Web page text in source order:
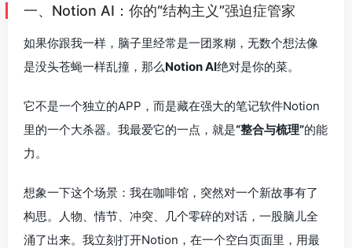
一、Notion AI：你的“结构主义”强迫症管家
如果你跟我一样，脑子里经常是一团浆糊，无数个想法像
是没头苍蝇一样乱撞，那么Notion AI绝对是你的菜。
它不是一个独立的APP，而是藏在强大的笔记软件Notion
里的一个大杀器。我最爱它的一点，就是“整合与梳理”的能
力。
想象一下这个场景：我在咖啡馆，突然对一个新故事有了
构思。人物、情节、冲突、几个零碎的对话，一股脑儿全
涌了出来。我立刻打开Notion，在一个空白页面里，用最